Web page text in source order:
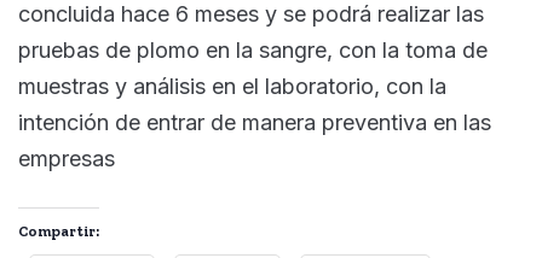
concluida hace 6 meses y se podrá realizar las
pruebas de plomo en la sangre, con la toma de
muestras y análisis en el laboratorio, con la
intención de entrar de manera preventiva en las
empresas
Compartir: